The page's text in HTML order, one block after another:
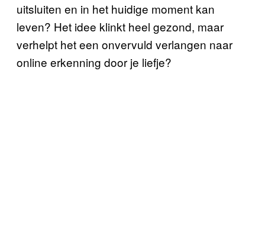
uitsluiten en in het huidige moment kan
leven? Het idee klinkt heel gezond, maar
verhelpt het een onvervuld verlangen naar
online erkenning door je liefje?